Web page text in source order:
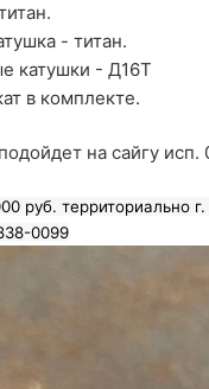
- титан.
катушки - Д16Т
в комплекте.
на сайгу
руб. территориально
0099